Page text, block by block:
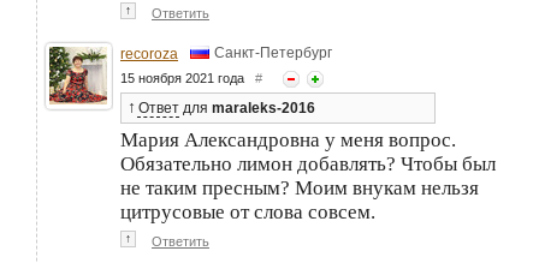
↑ Ответить
recoroza Санкт-Петербург
15 ноября 2021 года #
↑ Ответ для maraleks-2016
Мария Александровна у меня вопрос.
Обязательно лимон добавлять? Чтобы был
не таким пресным? Моим внукам нельзя
цитрусовые от слова совсем.
↑ Ответить